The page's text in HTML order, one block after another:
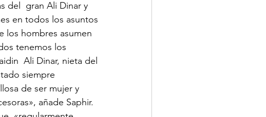
en todos los asuntos
los hombres asumen
tenemos los
Ali Dinar, nieta del
siempre
de ser mujer y
añade Saphir.